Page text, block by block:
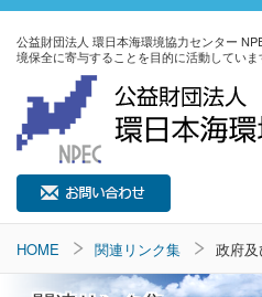
公益財団法人 環日本海環境協力センター
境保全に寄与することを目的に活動していま
HOME 関連リンク集 政府